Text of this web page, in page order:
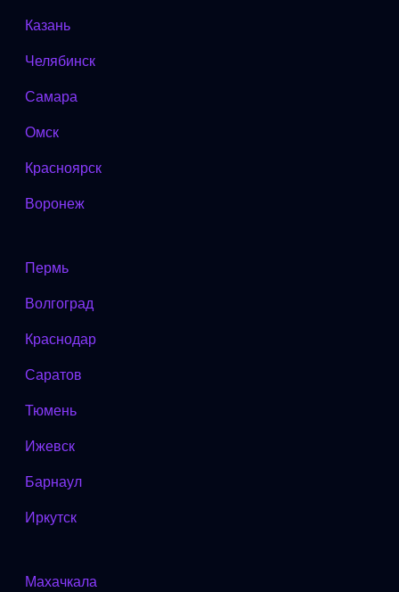
Казань
Челябинск
Самара
Омск
Красноярск
Воронеж
Пермь
Волгоград
Краснодар
Саратов
Тюмень
Ижевск
Барнаул
Иркутск
Махачкала